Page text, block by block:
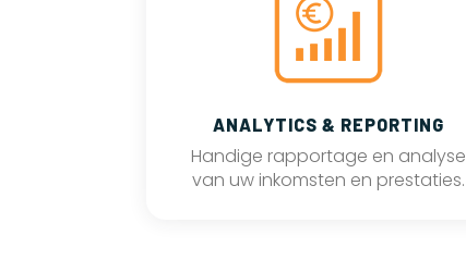
ANALYTICS & REPORTING
Handige rapportage en analyse
van uw inkomsten en prestaties.